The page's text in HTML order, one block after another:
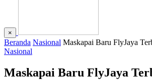
×
Beranda Nasional Maskapai Baru FlyJaya
Nasional
Maskapai Baru FlyJaya